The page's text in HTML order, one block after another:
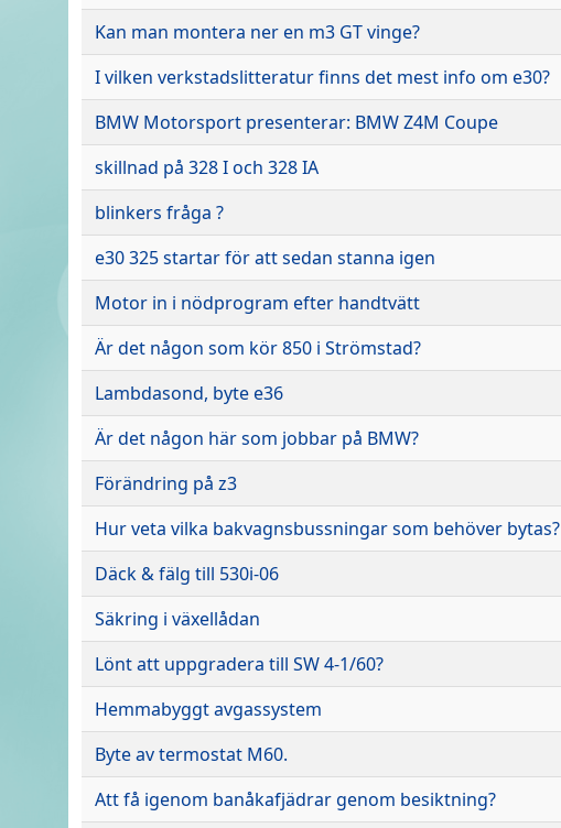
Kan man montera ner en m3 GT vinge?
I vilken verkstadslitteratur finns det mest info om e30?
BMW Motorsport presenterar: BMW Z4M Coupe
skillnad på 328 I och 328 IA
blinkers fråga ?
e30 325 startar för att sedan stanna igen
Motor in i nödprogram efter handtvätt
Är det någon som kör 850 i Strömstad?
Lambdasond, byte e36
Är det någon här som jobbar på BMW?
Förändring på z3
Hur veta vilka bakvagnsbussningar som behöver bytas?
Däck & fälg till 530i-06
Säkring i växellådan
Lönt att uppgradera till SW 4-1/60?
Hemmabyggt avgassystem
Byte av termostat M60.
Att få igenom banåkafjädrar genom besiktning?